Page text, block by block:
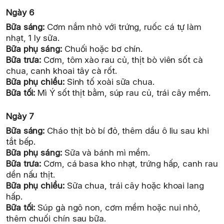
Ngày 6
Bữa sáng: Cơm nắm nhỏ với trứng, ruốc cá tự làm
nhạt, 1 ly sữa.
Bữa phụ sáng:Chuối hoặc bơ chín.
Bữa trưa: Cơm, tôm xào rau củ, thịt bò viên sốt cà
chua, canh khoai tây cà rốt.
Bữa phụ chiều:Sinh tố xoài sữa chua.
Bữa tối: Mì Ý sốt thịt bằm, súp rau củ, trái cây mềm.
Ngày 7
Bữa sáng: Cháo thịt bò bí đỏ, thêm dầu ô liu sau khi
tắt bếp.
Bữa phụ sáng:Sữa và bánh mì mềm.
Bữa trưa: Cơm, cá basa kho nhạt, trứng hấp, canh rau
dền nấu thịt.
Bữa phụ chiều:Sữa chua, trái cây hoặc khoai lang
hấp.
Bữa tối: Súp gà ngô non, cơm mềm hoặc nui nhỏ,
thêm chuối chín sau bữa.